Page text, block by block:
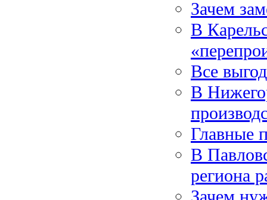
Зачем
В
Все
В
Главные
В
региона